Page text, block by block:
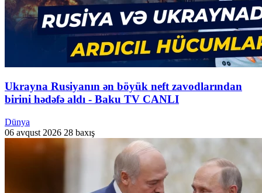
Ukrayna Rusiyanın ən böyük neft zavodlarından
birini hədəfə aldı - Baku TV CANLI
Dünya
06 avqust 2026 28 baxış